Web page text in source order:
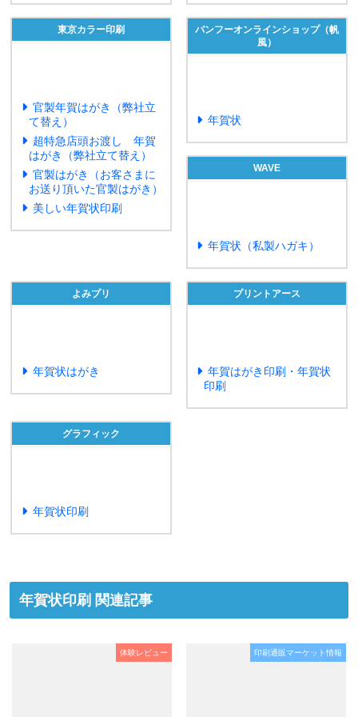
東京カラー印刷
官製年賀はがき（弊社立
て替え）
超特急店頭お渡し 年賀
はがき（弊社立て替え）
官製はがき（お客さまに
お送り頂いた官製はがき）
美しい年賀状印刷
バンフーオンラインショップ（帆
風）
年賀状
WAVE
年賀状（私製ハガキ）
よみプリ
年賀状はがき
プリントアース
年賀はがき印刷・年賀状
印刷
グラフィック
年賀状印刷
年賀状印刷 関連記事
体験レビュー 印刷通販マーケット情報